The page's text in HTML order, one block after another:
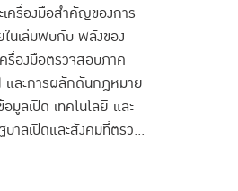
ครื่องมือสำคัญของการ
ในเล่มพบกับ พลังของ
รื่องมือตรวจสอบภาค
และการผลักดันกฎหมาย
มูลเปิด เทคโนโลยี และ
าลเปิดและสังคมที่ตรวจ
นาอย่างต่อเนื่อง